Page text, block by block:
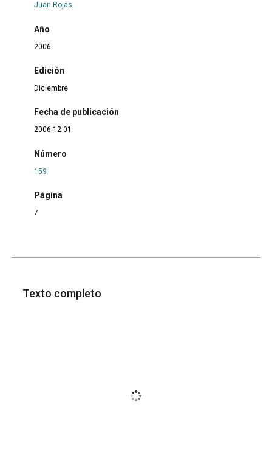
Juan Rojas
Año
2006
Edición
Diciembre
Fecha de publicación
2006-12-01
Número
159
Página
7
Texto completo